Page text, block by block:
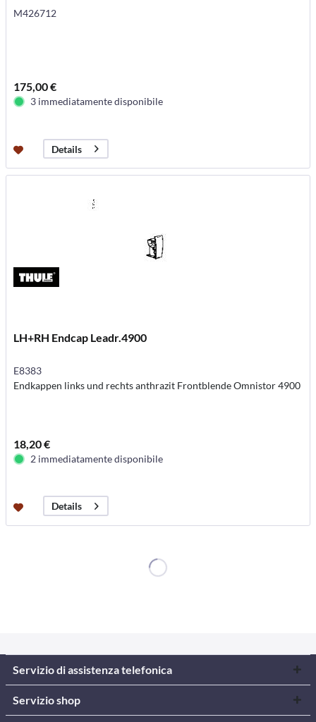
M426712
175,00 €
3 immediatamente disponibile
Details
LH+RH Endcap Leadr.4900
E8383
Endkappen links und rechts anthrazit Frontblende Omnistor 4900
18,20 €
2 immediatamente disponibile
Details
Servizio di assistenza telefonica
Servizio shop